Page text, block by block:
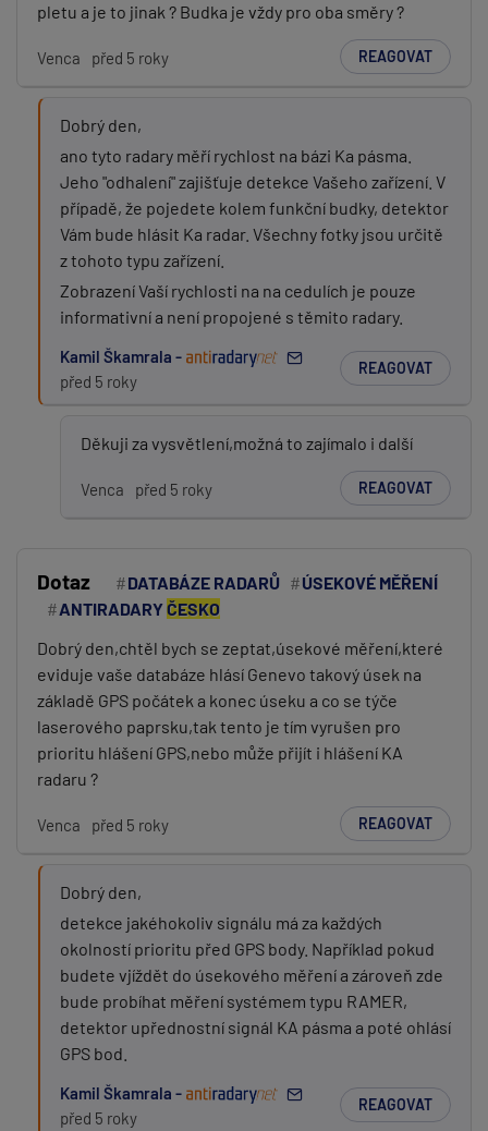
pletu a je to jinak ? Budka je vždy pro oba směry ?
Venca před 5 roky REAGOVAT
Dobrý den,
ano tyto radary měří rychlost na bázi Ka pásma.
Jeho "odhalení" zajišťuje detekce Vašeho zařízení. V
případě, že pojedete kolem funkční budky, detektor
Vám bude hlásit Ka radar. Všechny fotky jsou určitě
z tohoto typu zařízení.
Zobrazení Vaší rychlosti na na cedulích je pouze
informativní a není propojené s těmito radary.
Kamil Škamrala -
před 5 roky
REAGOVAT
Děkuji za vysvětlení,možná to zajímalo i další
Venca před 5 roky REAGOVAT
Dotaz DATABÁZE RADARŮ
ÚSEKOVÉ MĚŘENÍ
ANTIRADARYČESKO
Dobrý den,chtěl bych se zeptat,úsekové měření,které
eviduje vaše databáze hlásí Genevo takový úsek na
základě GPS počátek a konec úseku a co se týče
laserového paprsku,tak tento je tím vyrušen pro
prioritu hlášení GPS,nebo může přijít i hlášení KA
radaru ?
Venca před 5 roky REAGOVAT
Dobrý den,
detekce jakéhokoliv signálu má za každých
okolností prioritu před GPS body. Například pokud
budete vjíždět do úsekového měření a zároveň zde
bude probíhat měření systémem typu RAMER,
detektor upřednostní signál KA pásma a poté ohlásí
GPS bod.
Kamil Škamrala -
před 5 roky
REAGOVAT